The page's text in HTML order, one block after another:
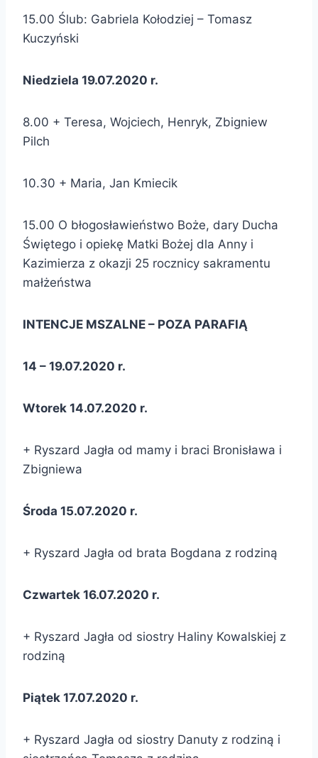
15.00 Ślub: Gabriela Kołodziej – Tomasz
Kuczyński
Niedziela 19.07.2020 r.
8.00 + Teresa, Wojciech, Henryk, Zbigniew
Pilch
10.30 + Maria, Jan Kmiecik
15.00 O błogosławieństwo Boże, dary Ducha
Świętego i opiekę Matki Bożej dla Anny i
Kazimierza z okazji 25 rocznicy sakramentu
małżeństwa
INTENCJE MSZALNE – POZA PARAFIĄ
14 – 19.07.2020 r.
Wtorek 14.07.2020 r.
+ Ryszard Jagła od mamy i braci Bronisława i
Zbigniewa
Środa 15.07.2020 r.
+ Ryszard Jagła od brata Bogdana z rodziną
Czwartek 16.07.2020 r.
+ Ryszard Jagła od siostry Haliny Kowalskiej z
rodziną
Piątek 17.07.2020 r.
+ Ryszard Jagła od siostry Danuty z rodziną i